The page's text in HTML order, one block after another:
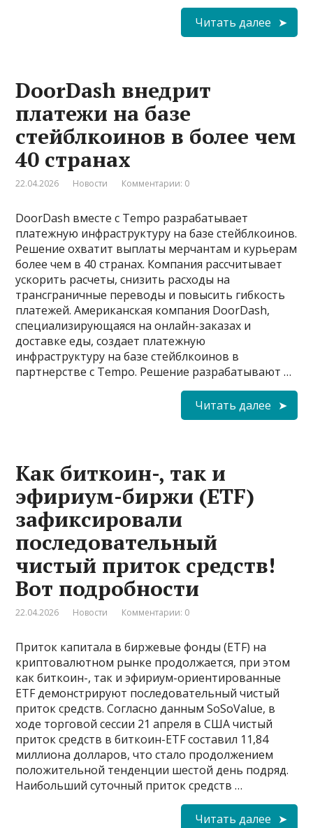
Читать далее
DoorDash внедрит
платежи на базе
стейблкоинов в более чем
40 странах
22.04.2026 Новости Комментарии: 0
DoorDash вместе с Tempo разрабатывает
платежную инфраструктуру на базе стейблкоинов.
Решение охватит выплаты мерчантам и курьерам
более чем в 40 странах. Компания рассчитывает
ускорить расчеты, снизить расходы на
трансграничные переводы и повысить гибкость
платежей. Американская компания DoorDash,
специализирующаяся на онлайн-заказах и
доставке еды, создает платежную
инфраструктуру на базе стейблкоинов в
партнерстве с Tempo. Решение разрабатывают …
Читать далее
Как биткоин-, так и
эфириум-биржи (ETF)
зафиксировали
последовательный
чистый приток средств!
Вот подробности
22.04.2026 Новости Комментарии: 0
Приток капитала в биржевые фонды (ETF) на
криптовалютном рынке продолжается, при этом
как биткоин-, так и эфириум-ориентированные
ETF демонстрируют последовательный чистый
приток средств. Согласно данным SoSoValue, в
ходе торговой сессии 21 апреля в США чистый
приток средств в биткоин-ETF составил 11,84
миллиона долларов, что стало продолжением
положительной тенденции шестой день подряд.
Наибольший суточный приток средств …
Читать далее